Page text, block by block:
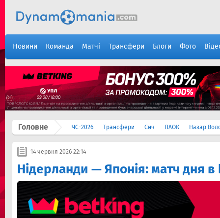
Новини Команда Матчі Трансфери Блоги Фото
Головне ЧС-2026 Трансфери Сич ПАОК Назар
14 червня 2026 22:14
Нідерланди — Японія: матч дня